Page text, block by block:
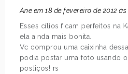
Ane em 18 de fevereiro de 2012
Esses cílios ficam perfeitos na
ela ainda mais bonita.
Vc comprou uma caixinha
podia postar uma foto usando
postiços! rs